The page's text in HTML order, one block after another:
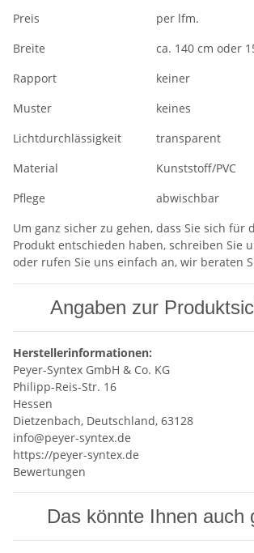
Preis
per lfm.
Breite
ca. 140 cm oder
Rapport
keiner
Muster
keines
Lichtdurchlässigkeit
transparent
Material
Kunststoff/PVC
Pflege
abwischbar
Um ganz sicher zu gehen, dass Sie sich für
Produkt entschieden haben, schreiben Sie
oder rufen Sie uns einfach an, wir beraten
Angaben zur
Herstellerinformationen:
Peyer-Syntex GmbH & Co. KG
Philipp-Reis-Str. 16
Hessen
Dietzenbach, Deutschland, 63128
info@peyer-syntex.de
https://peyer-syntex.de
Bewertungen
Das könnte Ihnen auch